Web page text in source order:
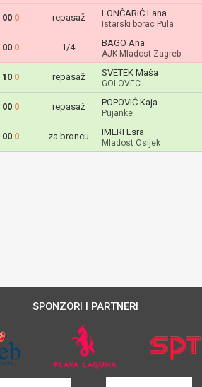
00 0 repasaž LONČARIĆ Lana
Istarski borac Pula
00 0 1/4 BAGO Ana
AJK Mladost Zagreb
10 0 repasaž SVETEK Maša
GOLOVEC
00 0 repasaž POPOVIĆ Kaja
Pujanke
00 0 za broncu IMERI Esra
Mladost Osijek
SPONZORI I PARTNERI